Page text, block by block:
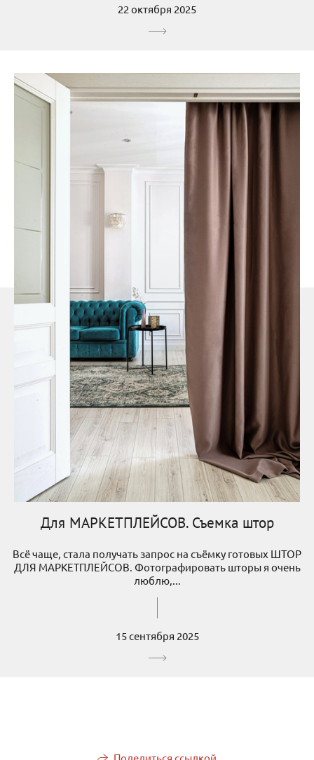
22 октября 2025
Для МАРКЕТПЛЕЙСОВ. Съемка штор
Всё чаще, стала получать запрос на съёмку готовых ШТОР
ДЛЯ МАРКЕТПЛЕЙСОВ. Фотографировать шторы я очень
люблю,...
15 сентября 2025